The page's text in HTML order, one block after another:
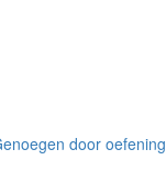
door oefening